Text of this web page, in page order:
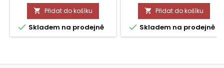
 Přidat do košíku
 Skladem na prodejně
 Přidat do košíku
 Skladem na prodejně